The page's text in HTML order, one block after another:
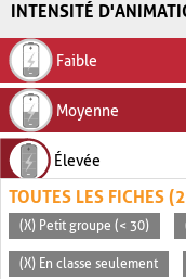
INTENSITÉ
Faible
Moyenne
Élevée
TOUTES LES FICHES
(X) Petit groupe (< 30)
(X) En classe seulement